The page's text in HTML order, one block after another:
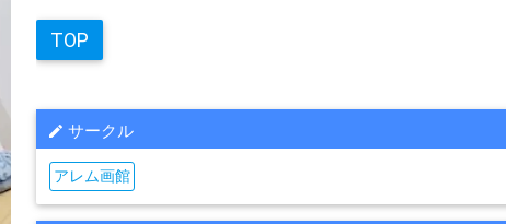
TOP
サークル
アレム画館